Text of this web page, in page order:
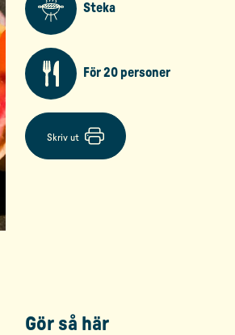
Steka
För 20 personer
Skriv ut
Gör så här